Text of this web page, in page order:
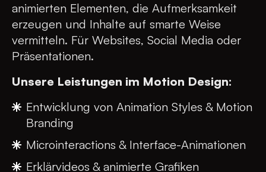
animierten Elementen, die Aufmerksamkeit
erzeugen und Inhalte auf smarte Weise
vermitteln. Für Websites, Social Media oder
Präsentationen.
Unsere Leistungen im Motion Design:
Entwicklung von Animation Styles & Motion
Branding
Microinteractions & Interface-Animationen
Erklärvideos & animierte Grafiken